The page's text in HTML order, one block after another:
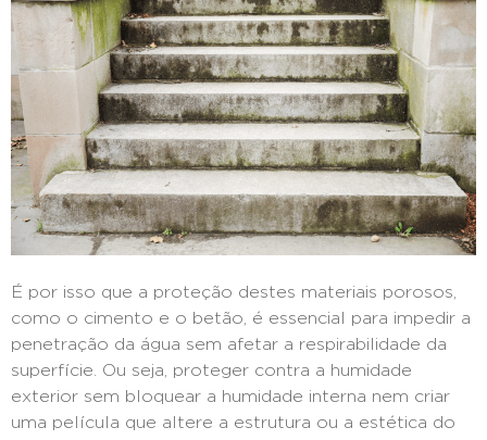
É por isso que a proteção destes materiais porosos,
como o cimento e o betão, é essencial para impedir a
penetração da água sem afetar a respirabilidade da
superfície. Ou seja, proteger contra a humidade
exterior sem bloquear a humidade interna nem criar
uma película que altere a estrutura ou a estética do